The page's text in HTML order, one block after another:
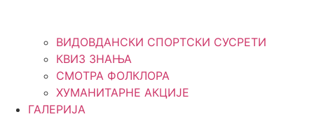
ВИДОВДАНСКИ СПОРТСКИ СУСРЕТИ
КВИЗ ЗНАЊА
СМОТРА ФОЛКЛОРА
ХУМАНИТАРНЕ АКЦИЈЕ
ГАЛЕРИЈА